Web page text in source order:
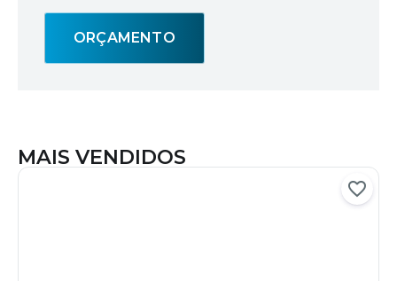
ORÇAMENTO
MAIS VENDIDOS